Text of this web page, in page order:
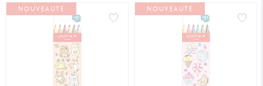
NOUVEAUTÉ NOUVEAUTÉ